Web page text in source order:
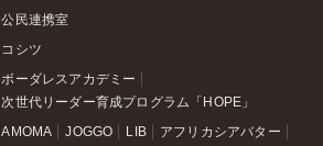
公民連携室
コシツ
ボーダレスアカデミー
次世代リーダー育成プログラム「HOPE」
AMOMA JOGGO LIB
アフリカシアバター